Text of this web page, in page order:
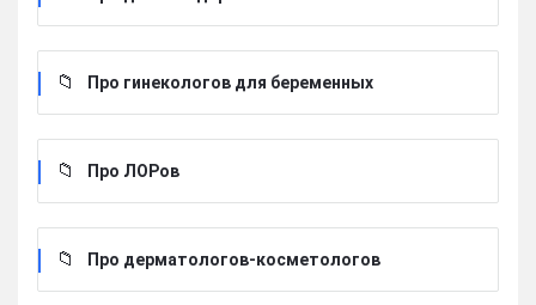
Про гинекологов для беременных
Про ЛОРов
Про дерматологов-косметологов